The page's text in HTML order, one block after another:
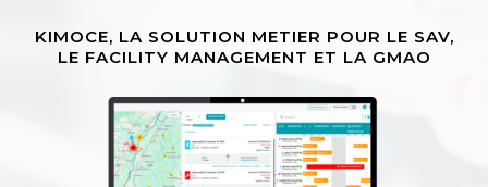
KIMOCE, LA SOLUTION METIER POUR LE SAV,
LE FACILITY MANAGEMENT ET LA GMAO